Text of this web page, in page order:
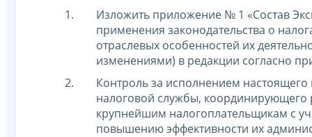
Изложить приложение № 1 «Состав
применения законодательства о
отраслевых особенностей их
изменениями) в редакции согласно
Контроль за исполнением
налоговой службы, координирующего
крупнейшим налогоплательщикам с
повышению эффективности их